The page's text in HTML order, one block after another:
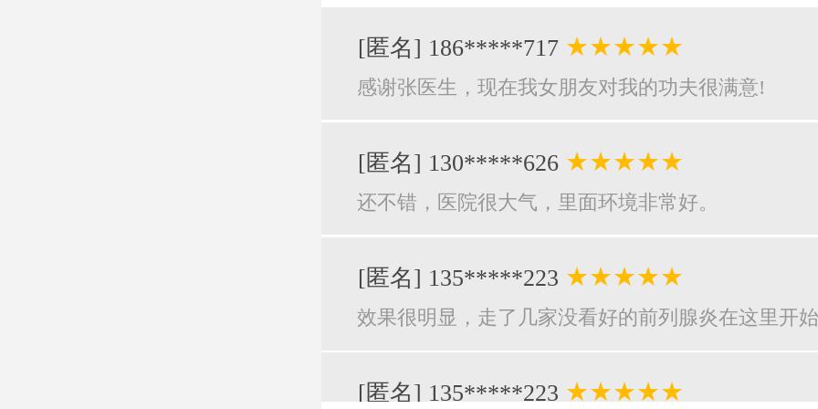
[匿名] 186*****717 ★★★★★
感谢张医生，现在我女朋友对我的功夫很满意!
[匿名] 130*****626 ★★★★★
还不错，医院很大气，里面环境非常好。
[匿名] 135*****223 ★★★★★
效果很明显，走了几家没看好的前列腺炎在这里开
[匿名] 135*****223 ★★★★★